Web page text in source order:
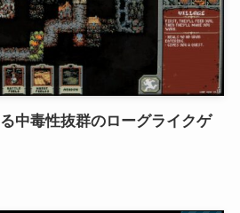
中毒性抜群のローグライクゲ